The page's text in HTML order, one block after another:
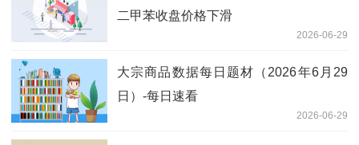
二甲苯收盘价格下滑
2026-06-29
大宗商品数据每日题材（2026年6月29
日）​-每日速看
2026-06-29